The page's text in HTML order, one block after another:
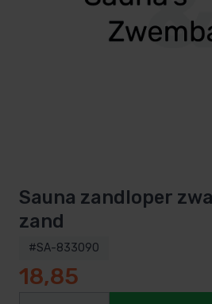
Sauna zandloper
zand
#SA-833090
18,85